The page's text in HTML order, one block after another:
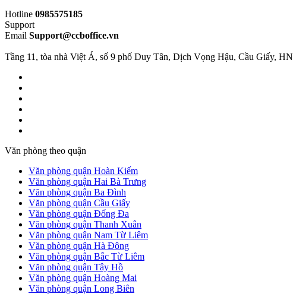
Hotline 0985575185
Support
Email Support@ccboffice.vn
Tầng 11, tòa nhà Việt Á, số 9 phố Duy Tân, Dịch Vọng Hậu, Cầu Giấy, HN
Văn phòng theo quận
Văn phòng quận Hoàn Kiếm
Văn phòng quận Hai Bà Trưng
Văn phòng quận Ba Đình
Văn phòng quận Cầu Giấy
Văn phòng quận Đống Đa
Văn phòng quận Thanh Xuân
Văn phòng quận Nam Từ Liêm
Văn phòng quận Hà Đông
Văn phòng quận Bắc Từ Liêm
Văn phòng quận Tây Hồ
Văn phòng quận Hoàng Mai
Văn phòng quận Long Biên